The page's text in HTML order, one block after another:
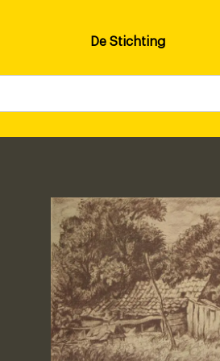
De Stichting